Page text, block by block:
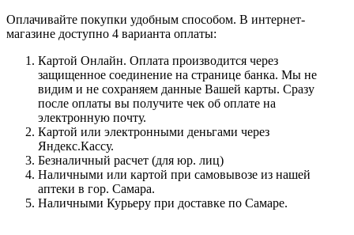
Оплачивайте покупки удобным способом. В интернет-
магазине доступно 4 варианта оплаты:
Картой Онлайн. Оплата производится через
защищенное соединение на странице банка. Мы не
видим и не сохраняем данные Вашей карты. Сразу
после оплаты вы получите чек об оплате на
электронную почту.
Картой или электронными деньгами через
Яндекс.Кассу.
Безналичный расчет (для юр. лиц)
Наличными или картой при самовывозе из нашей
аптеки в гор. Самара.
Наличными Курьеру при доставке по Самаре.